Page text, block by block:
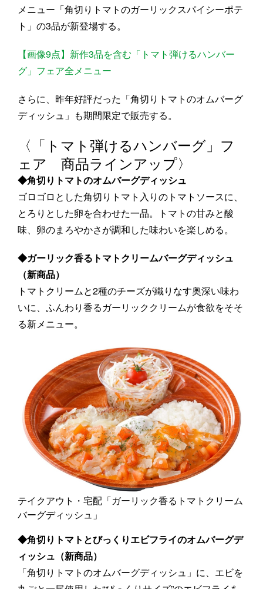
メニュー「角切りトマトのガーリックスパイシーポテ
ト」の3品が新登場する。
【画像9点】新作3品を含む「トマト弾けるハンバー
グ」フェア全メニュー
さらに、昨年好評だった「角切りトマトのオムバーグ
ディッシュ」も期間限定で販売する。
〈「トマト弾けるハンバーグ」フ
ェア 商品ラインアップ〉
◆角切りトマトのオムバーグディッシュ
ゴロゴロとした角切りトマト入りのトマトソースに、
とろりとした卵を合わせた一品。トマトの甘みと酸
味、卵のまろやかさが調和した味わいを楽しめる。
◆ガーリック香るトマトクリームバーグディッシュ
（新商品）
トマトクリームと2種のチーズが織りなす奥深い味わ
いに、ふんわり香るガーリッククリームが食欲をそそ
る新メニュー。
テイクアウト・宅配「ガーリック香るトマトクリーム
バーグディッシュ」
◆角切りトマトとびっくりエビフライのオムバーグデ
ィッシュ（新商品）
「角切りトマトのオムバーグディッシュ」に、エビを